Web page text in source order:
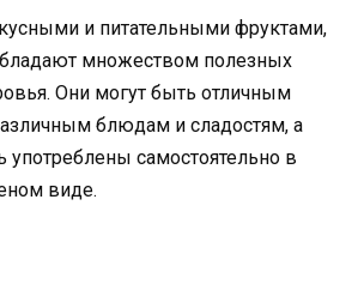
и питательными фруктами,
множеством полезных
Они могут быть отличным
блюдам и сладостям, а
употреблены самостоятельно в
виде.